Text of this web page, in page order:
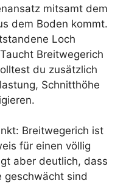
mitsamt dem
dem Boden kommt.
Loch
Breitwegerich
du zusätzlich
Schnitthöhe
Breitwegerich ist
für einen völlig
aber deutlich, dass
geschwächt sind